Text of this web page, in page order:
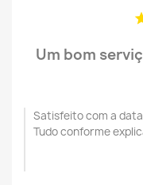
Um bom
Satisfeito com a
Tudo conforme